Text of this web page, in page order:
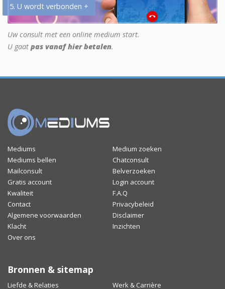
5. U wordt verbonden +
Uw consult met een online medium start.
U gaat pas vanaf hier betalen.
Mediums
Medium zoeken
Mediums bellen
Chatconsult
Mailconsult
Belverzoeken
Gratis account
Login account
Kwaliteit
F.A.Q
Contact
Privacybeleid
Algemene voorwaarden
Disclaimer
Klacht
Inzichten
Over ons
Bronnen & sitemap
Liefde & Relaties Werk & Carrière